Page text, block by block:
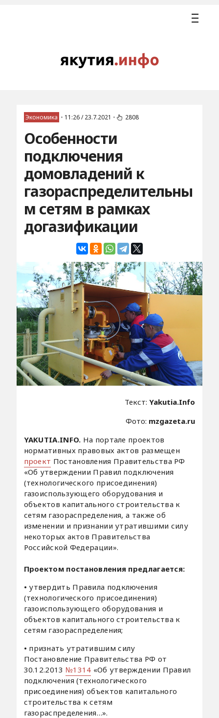
Экономика • 11:26 / 23.7.2021 • 2808
Особенности
подключения
домовладений к
газораспределительны
м сетям в рамках
догазификации
Текст:Yakutia.Info
Фото: mzgazeta.ru
YAKUTIA.INFO. На портале проектов
нормативных правовых актов размещен
проект Постановления Правительства РФ
«Об утверждении Правил подключения
(технологического присоединения)
газоиспользующего оборудования и
объектов капитального строительства к
сетям газораспределения, а также об
изменении и признании утратившими силу
некоторых актов Правительства
Российской Федерации».
Проектом постановления предлагается:
• утвердить Правила подключения
(технологического присоединения)
газоиспользующего оборудования и
объектов капитального строительства к
сетям газораспределения;
• признать утратившим силу
Постановление Правительства РФ от
30.12.2013 №1314 «Об утверждении Правил
подключения (технологического
присоединения) объектов капитального
строительства к сетям
газораспределения…».